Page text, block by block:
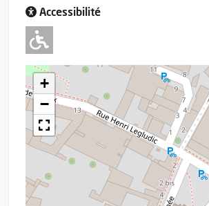
Accessibilité
Adapté pour
+
−